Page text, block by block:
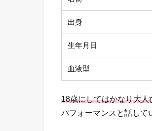
出身
生年月日
血液型
18歳にしてはかなり大
パフォーマンスと話して